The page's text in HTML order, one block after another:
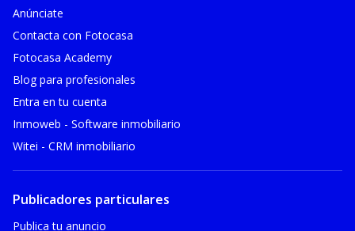
Anúnciate
Contacta con Fotocasa
Fotocasa Academy
Blog para profesionales
Entra en tu cuenta
Inmoweb - Software inmobiliario
Witei - CRM inmobiliario
Publicadores particulares
Publica tu anuncio